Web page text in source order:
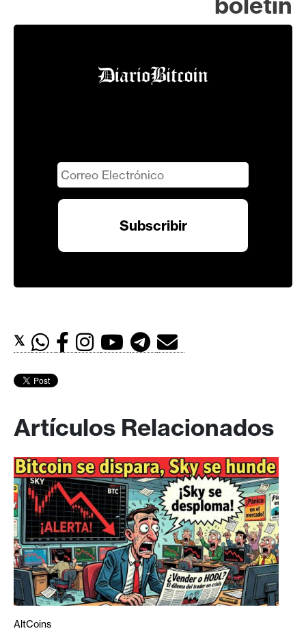
𝕏
Artículos Relacionados
AltCoins